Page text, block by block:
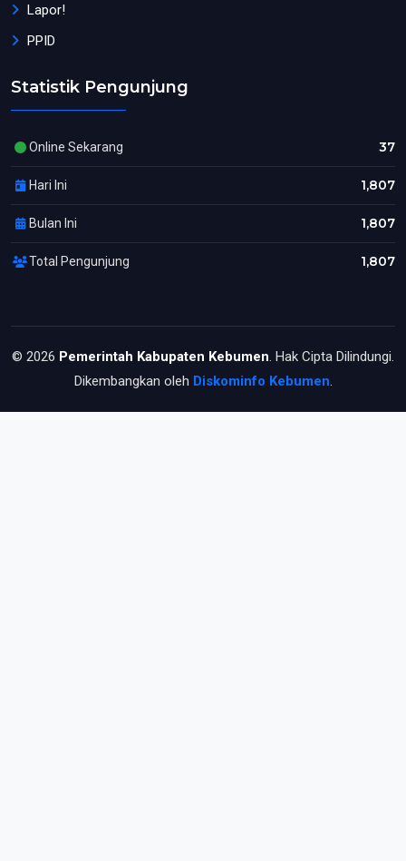
Lapor!
PPID
Statistik Pengunjung
Online Sekarang 37
Hari Ini 1,807
Bulan Ini 1,807
Total Pengunjung 1,807
© 2026 Pemerintah Kabupaten Kebumen . Hak Cipta Dilindungi.
Dikembangkan oleh Diskominfo Kebumen